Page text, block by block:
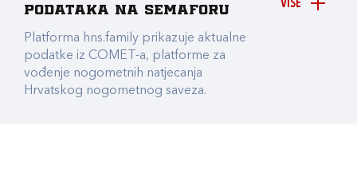
VIŠE
podataka na Semaforu
Platforma hns.family prikazuje aktualne
podatke iz COMET-a, platforme za
vođenje nogometnih natjecanja
Hrvatskog nogometnog saveza.